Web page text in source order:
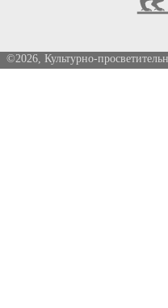
©2026, Культурно-